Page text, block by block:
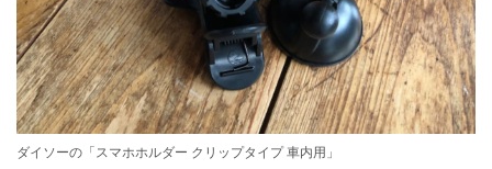
ダイソーの「スマホホルダー クリップタイプ 車内用」